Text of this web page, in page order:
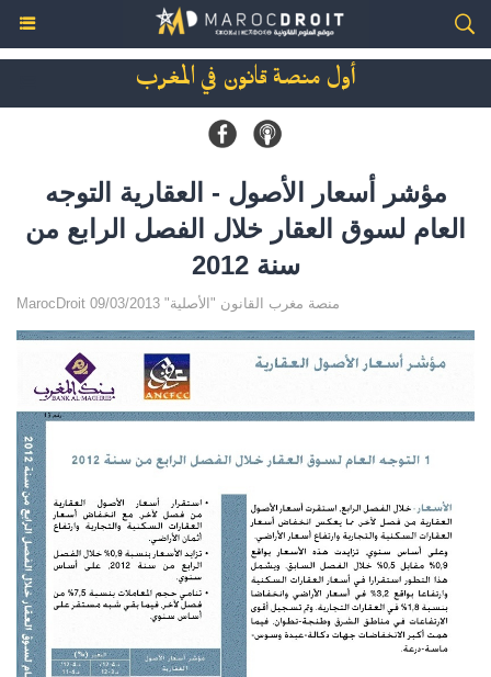
أول منصة قانون في المغرب
مؤشر أسعار الأصول - العقارية التوجه
العام لسوق العقار خلال الفصل الرابع من
سنة 2012
MarocDroit منصة مغرب القانون "الأصلية" 09/03/2013